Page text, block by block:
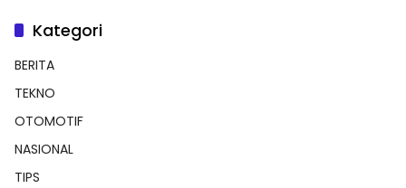
Kategori
BERITA
TEKNO
OTOMOTIF
NASIONAL
TIPS